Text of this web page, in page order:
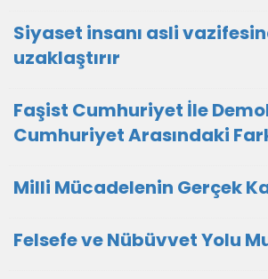
Siyaset insanı asli
uzaklaştırır
Faşist Cumhuriyet İle
Cumhuriyet Arasındaki
Milli Mücadelenin Gerçek
Felsefe ve Nübüvvet Yolu